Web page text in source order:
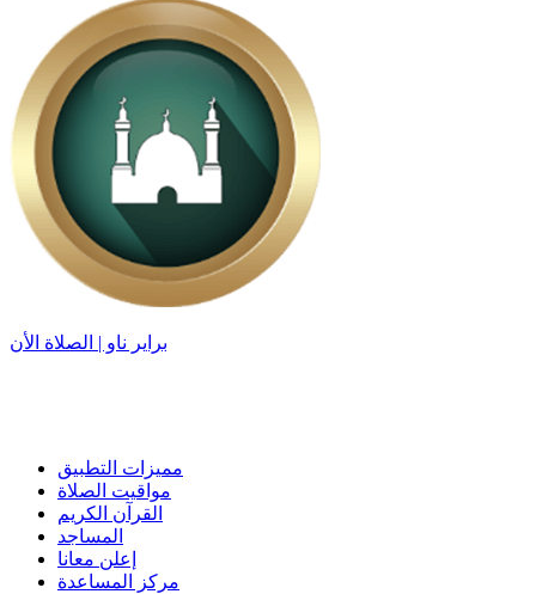
براير ناو | الصلاة الأن
مميزات التطبيق
مواقيت الصلاة
القرآن الكريم
المساجد
إعلن معانا
مركز المساعدة